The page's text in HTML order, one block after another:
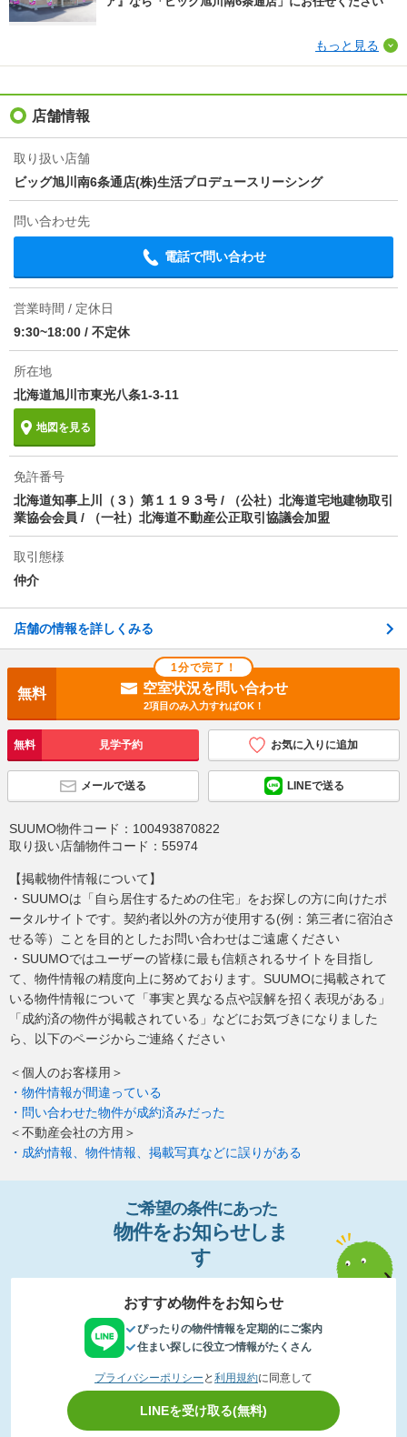
情報更新日
もっと見る
店舗情報
取り扱い店舗
ビッグ旭川南6条通店(株)生活プロデュースリーシング
問い合わせ先
電話で問い合わせ
営業時間 / 定休日
9:30~18:00 / 不定休
所在地
北海道旭川市東光八条1-3-11
地図を見る
免許番号
北海道知事上川（３）第１１９３号 / （公社）北海道宅地建物取引
業協会会員 / （一社）北海道不動産公正取引協議会加盟
取引態様
仲介
店舗の情報を詳しくみる
1分で完了！
無料 空室状況を問い合わせ
2項目のみ入力すればOK！
無料 見学予約 お気に入りに追加
メールで送る LINEで送る
SUUMO物件コード： 100493870822
取り扱い店舗物件コード： 55974
【掲載物件情報について】
・SUUMOは「自ら居住するための住宅」をお探しの方に向けたポ
ータルサイトです。契約者以外の方が使用する(例：第三者に宿泊さ
せる等）ことを目的としたお問い合わせはご遠慮ください
・SUUMOではユーザーの皆様に最も信頼されるサイトを目指し
て、物件情報の精度向上に努めております。SUUMOに掲載されて
いる物件情報について「事実と異なる点や誤解を招く表現がある」
「成約済の物件が掲載されている」などにお気づきになりました
ら、以下のページからご連絡ください
＜個人のお客様用＞
・物件情報が間違っている
・問い合わせた物件が成約済みだった
＜不動産会社の方用＞
・成約情報、物件情報、掲載写真などに誤りがある
ご希望の条件にあった
物件をお知らせし ま
す
おすすめ物件をお知らせ
ぴったりの物件情報を定期的にご案内
住まい探しに役立つ情報がたくさん
プライバシーポリシー と 利用規約に同意して
LINEを受け取る(無料)